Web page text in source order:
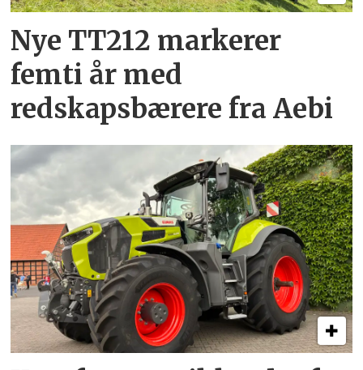
Nye TT212 markerer
femti år­ med
redskapsbærere fra Aebi